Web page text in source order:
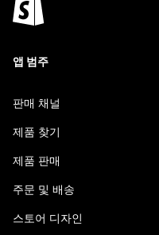
앱 범주
판매 채널
제품 찾기
제품 판매
주문 및 배송
스토어 디자인